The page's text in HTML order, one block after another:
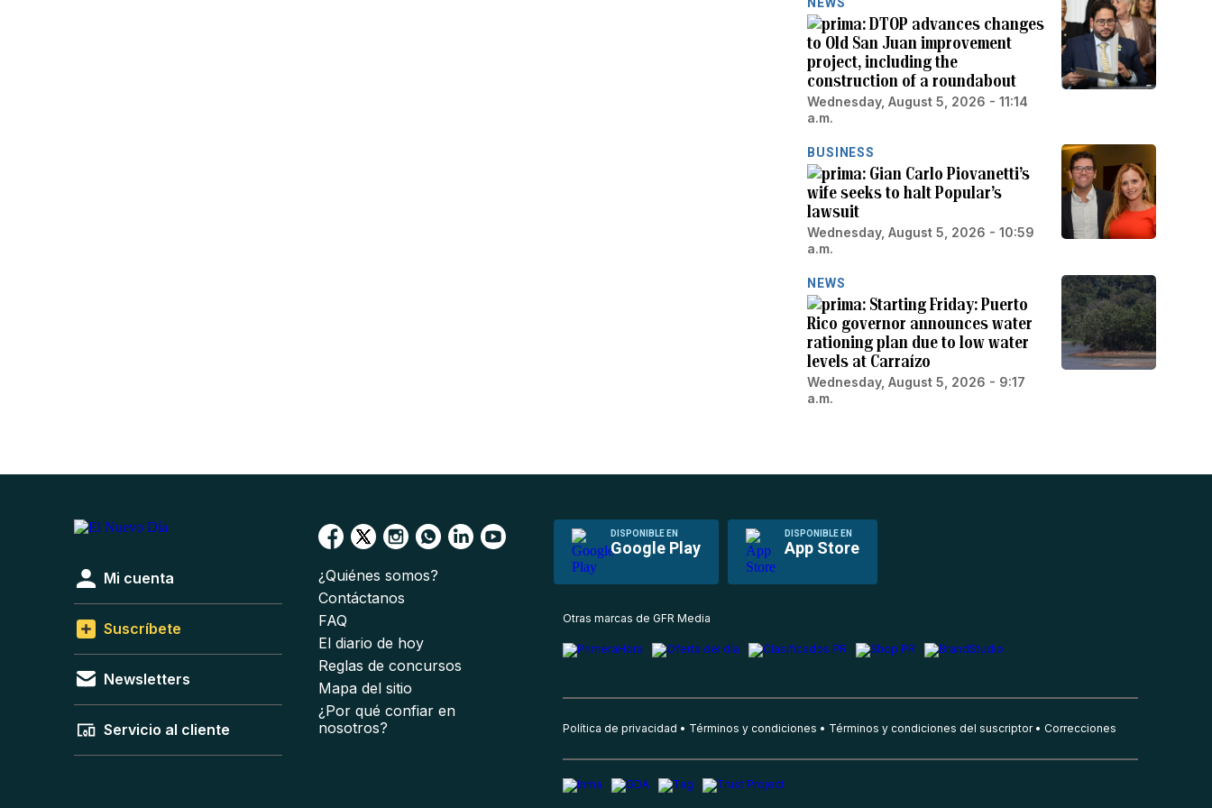
DTOP advances changes
to Old San Juan improvement
project, including the
construction of a roundabout
Wednesday, August 5, 2026 - 11:14
a.m.
BUSINESS
Gian Carlo Piovanetti’s
wife seeks to halt Popular’s
lawsuit
Wednesday, August 5, 2026 - 10:59
a.m.
NEWS
Starting Friday: Puerto
Rico governor announces water
rationing plan due to low water
levels at Carraízo
Wednesday, August 5, 2026 - 9:17
a.m.
DISPONIBLE EN
Google Play
DISPONIBLE EN
App Store
Mi cuenta
Suscríbete
Newsletters
Servicio al cliente
¿Quiénes somos?
Contáctanos
FAQ
El diario de hoy
Reglas de concursos
Mapa del sitio
¿Por qué confiar en
nosotros?
Otras marcas de GFR Media
Política de privacidad Términos y condiciones Términos y condiciones del suscriptor Correcciones